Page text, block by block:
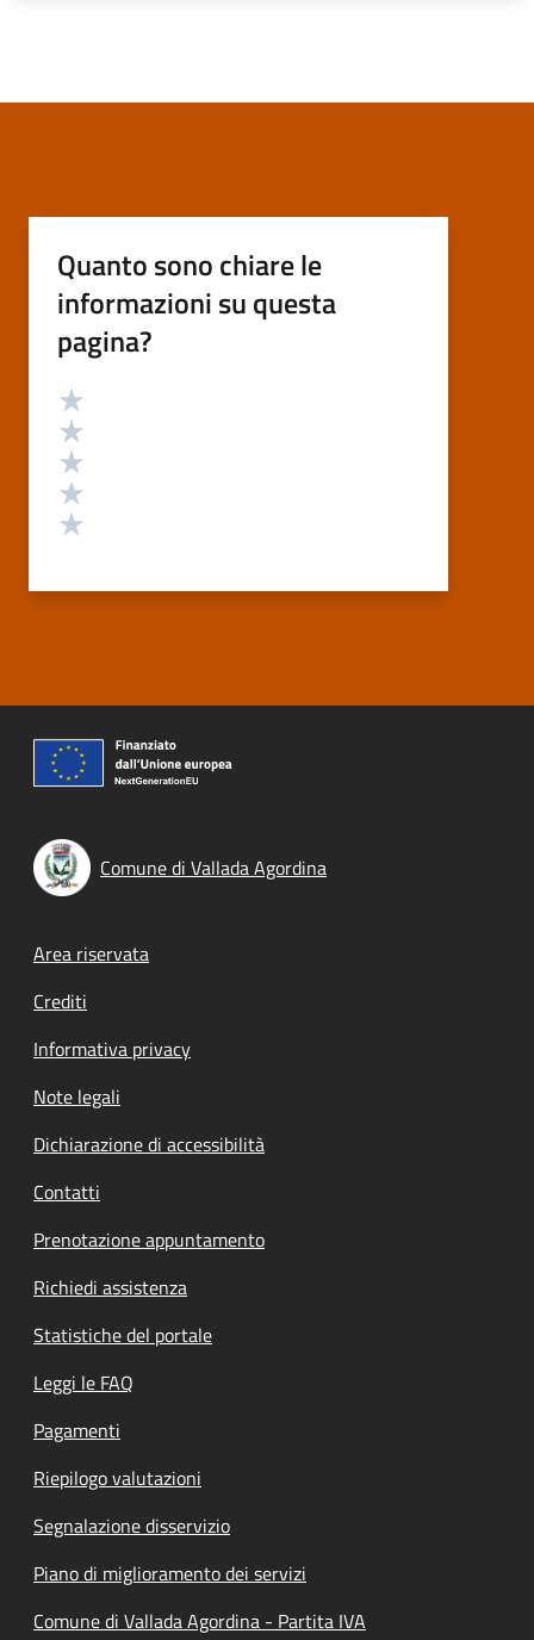
Quanto sono chiare le
informazioni su questa
pagina?
Valutazione
Comune di Vallada Agordina
Footer menu
Area riservata
Crediti
Informativa privacy
Note legali
Dichiarazione di accessibilità
Contatti
Prenotazione appuntamento
Richiedi assistenza
Statistiche del portale
Leggi le FAQ
Pagamenti
Riepilogo valutazioni
Segnalazione disservizio
Piano di miglioramento dei servizi
Comune di Vallada Agordina - Partita IVA